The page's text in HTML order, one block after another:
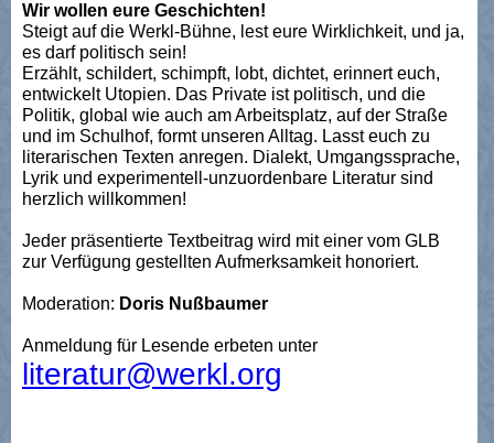
Wir wollen eure Geschichten!
Steigt auf die Werkl-Bühne, lest eure Wirklichkeit, und ja,
es darf politisch sein!
Erzählt, schildert, schimpft, lobt, dichtet, erinnert euch,
entwickelt Utopien. Das Private ist politisch, und die
Politik, global wie auch am Arbeitsplatz, auf der Straße
und im Schulhof, formt unseren Alltag. Lasst euch zu
literarischen Texten anregen. Dialekt, Umgangssprache,
Lyrik und experimentell-unzuordenbare Literatur sind
herzlich willkommen!
Jeder präsentierte Textbeitrag wird mit einer vom GLB
zur Verfügung gestellten Aufmerksamkeit honoriert.
Moderation: Doris Nußbaumer
Anmeldung für Lesende erbeten unter
literatur@werkl.org